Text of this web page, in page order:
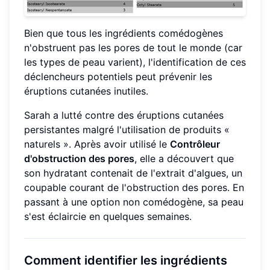
Bien que tous les ingrédients comédogènes
n'obstruent pas les pores de tout le monde (car
les types de peau varient), l'identification de ces
déclencheurs potentiels peut prévenir les
éruptions cutanées inutiles.
Sarah a lutté contre des éruptions cutanées
persistantes malgré l'utilisation de produits «
naturels ». Après avoir utilisé le Contrôleur
d'obstruction des pores, elle a découvert que
son hydratant contenait de l'extrait d'algues, un
coupable courant de l'obstruction des pores. En
passant à une option non comédogène, sa peau
s'est éclaircie en quelques semaines.
Comment identifier les ingrédients